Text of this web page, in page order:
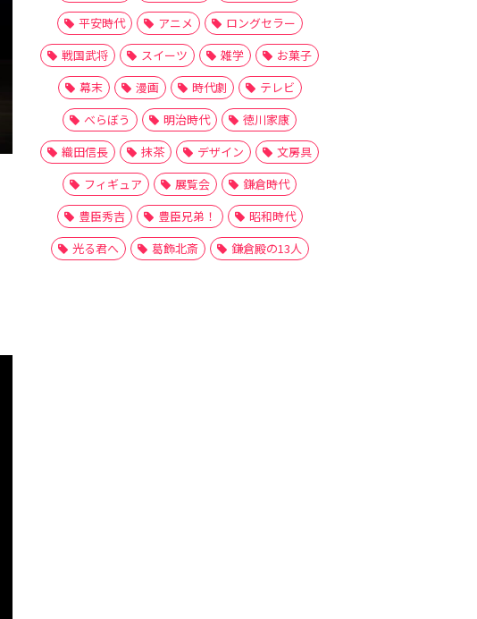
平安時代
アニメ
ロングセラー
戦国武将
スイーツ 雑学
お菓子
幕末
漫画 時代劇
テレビ
べらぼう
明治時代
徳川家康
織田信長
抹茶 デザイン
文房具
フィギュア
展覧会
鎌倉時代
豊臣秀吉
豊臣兄弟！
昭和時代
光る君へ
葛飾北斎 鎌倉殿の13人